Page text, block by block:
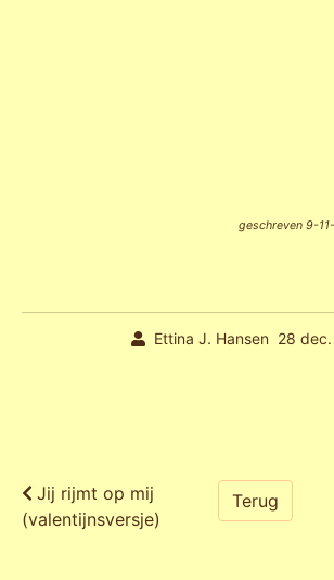
geschreven 9-
Ettina J. Hansen 28
Jij rijmt op mij
(valentijnsversje)
Terug